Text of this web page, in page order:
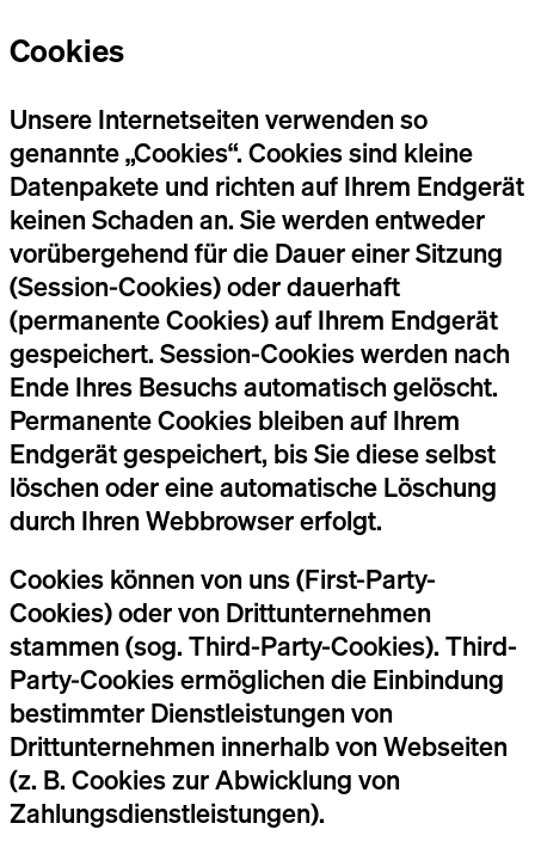
Cookies
Unsere Internetseiten verwenden so
genannte „Cookies“. Cookies sind kleine
Datenpakete und richten auf Ihrem Endgerät
keinen Schaden an. Sie werden entweder
vorübergehend für die Dauer einer Sitzung
(Session-Cookies) oder dauerhaft
(permanente Cookies) auf Ihrem Endgerät
gespeichert. Session-Cookies werden nach
Ende Ihres Besuchs automatisch gelöscht.
Permanente Cookies bleiben auf Ihrem
Endgerät gespeichert, bis Sie diese selbst
löschen oder eine automatische Löschung
durch Ihren Webbrowser erfolgt.
Cookies können von uns (First-Party-
Cookies) oder von Drittunternehmen
stammen (sog. Third-Party-Cookies). Third-
Party-Cookies ermöglichen die Einbindung
bestimmter Dienstleistungen von
Drittunternehmen innerhalb von Webseiten
(z. B. Cookies zur Abwicklung von
Zahlungsdienstleistungen).